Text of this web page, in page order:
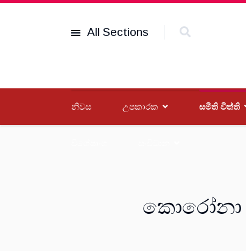
All Sections
නිවස උපකාරක සමිති විත්ති
කොරෝනා